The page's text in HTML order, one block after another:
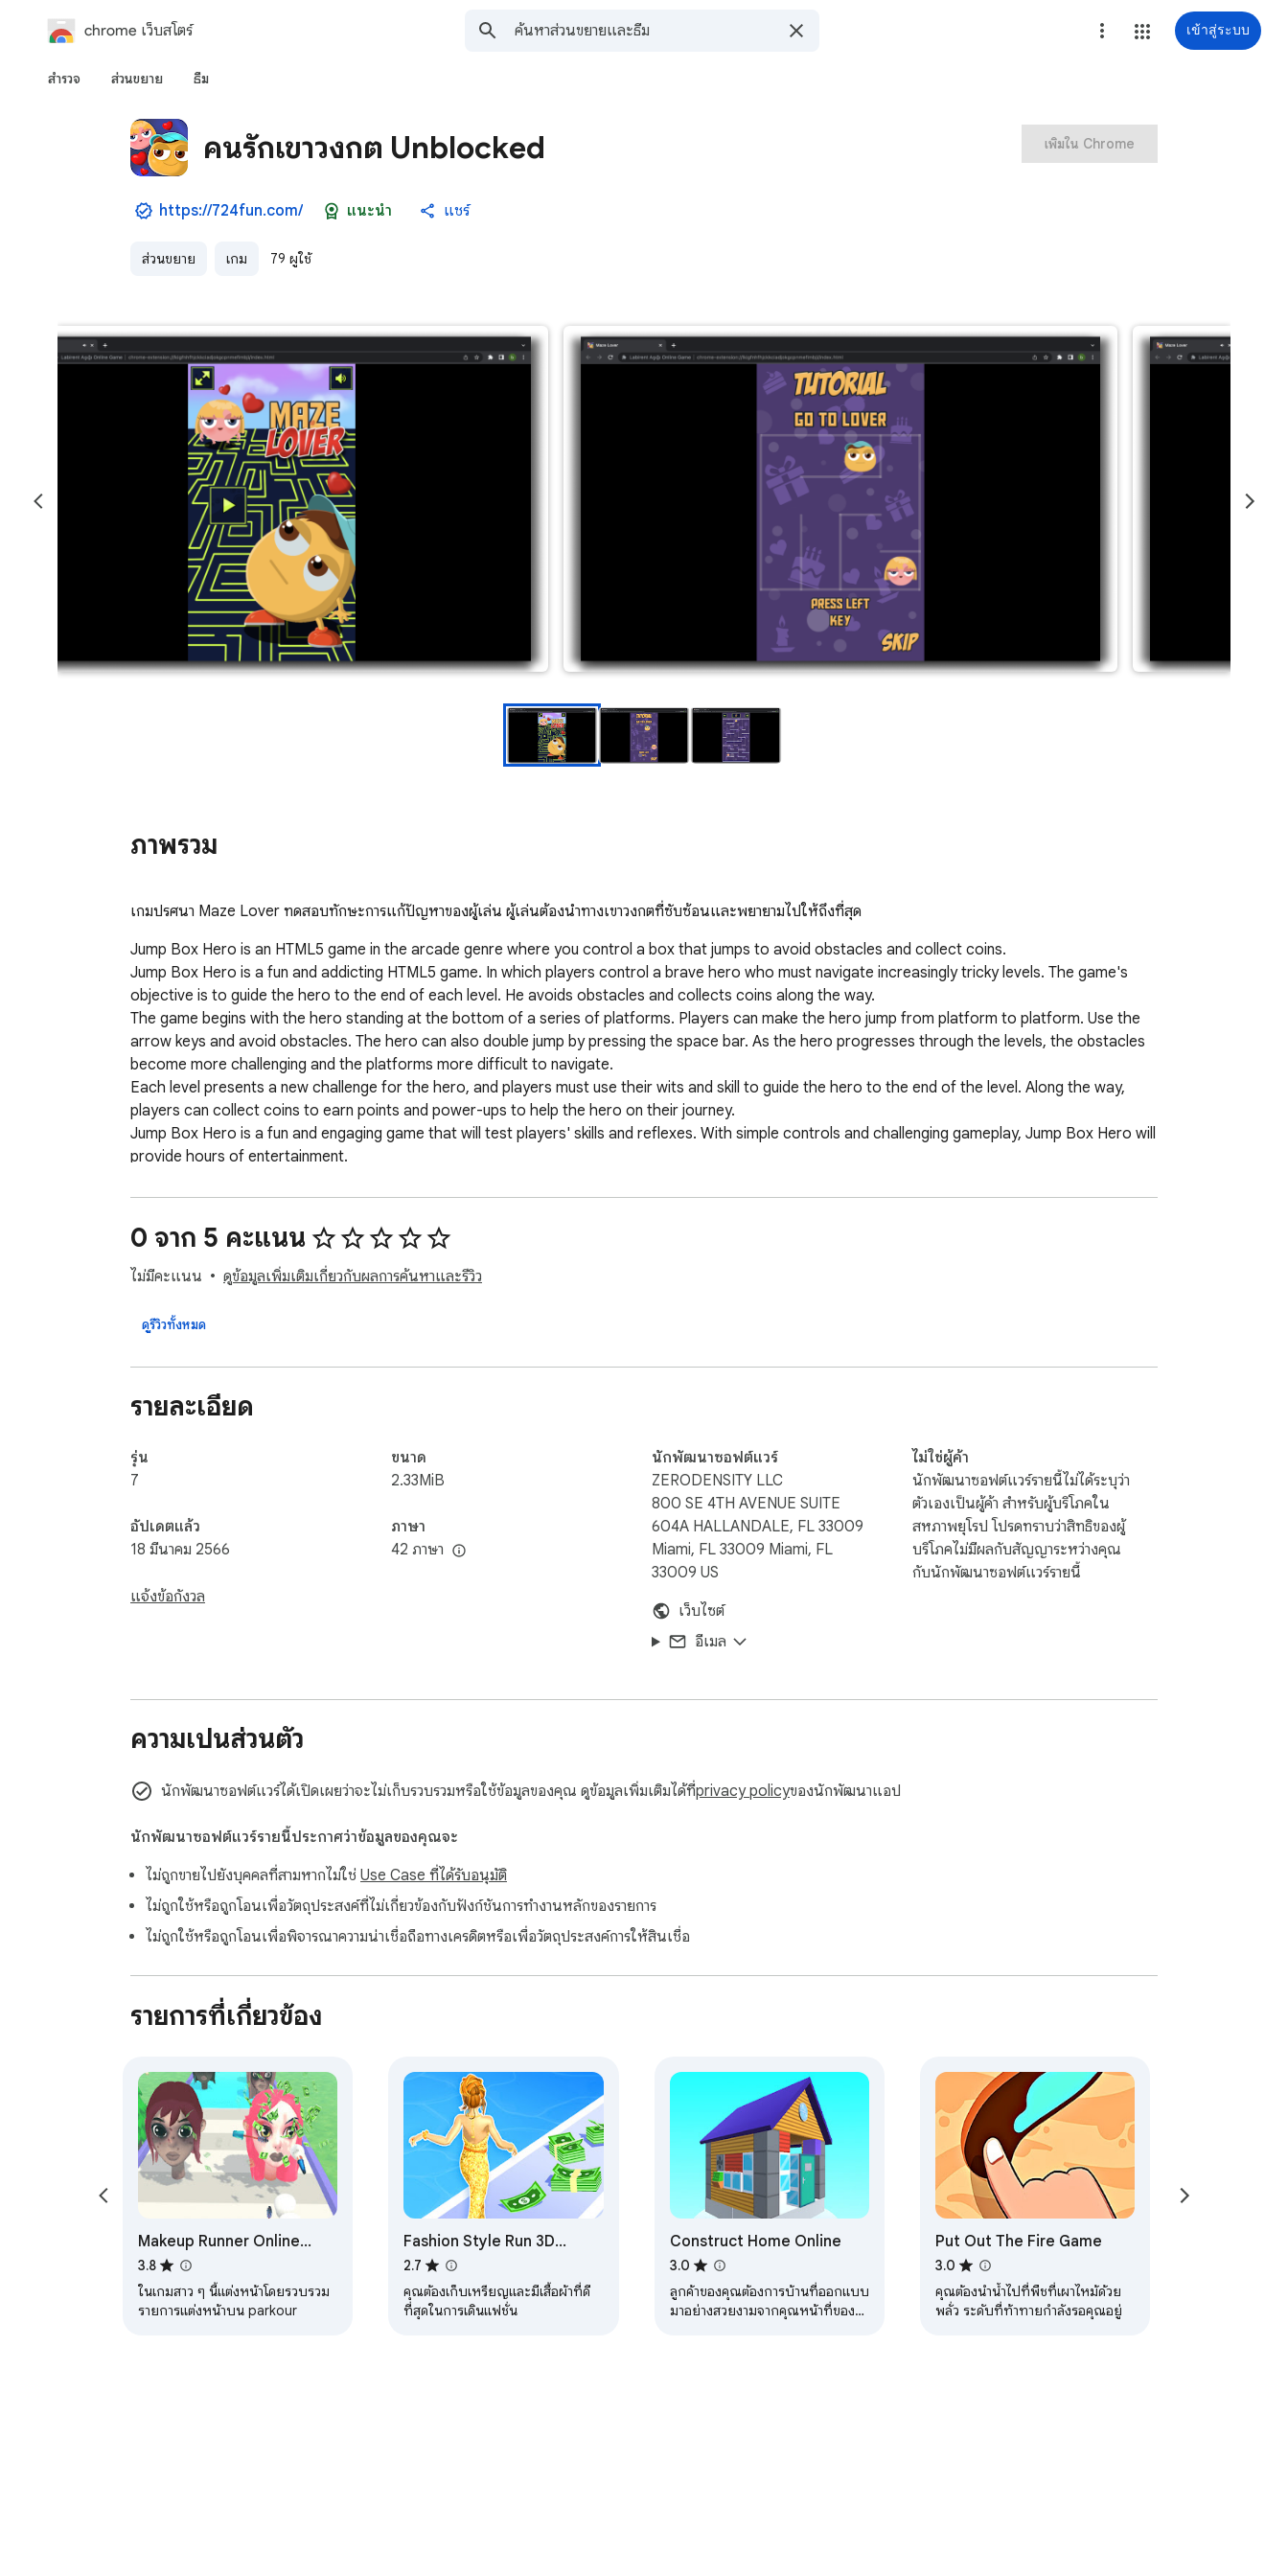
chrome เว็บสโตร์ เข้าสู่ระบบ
สำรวจ ส่วนขยาย ธีม
คนรักเขาวงกต Unblocked
https://724fun.com/ แนะนำ แชร์
ส่วนขยาย เกม 79 ผู้ใช้
เพิ่มใน Chrome
ภาพรวม
เกมปริศนา Maze Lover ทดสอบทักษะการแก้ปัญหาของผู้เล่น ผู้เล่นต้องนำทางเขาวงกตที่ซับซ้อนและพยายามไปให้ถึงที่สุด
Jump Box Hero is an HTML5 game in the arcade genre where you control a box that jumps to avoid obstacles and collect coins.
Jump Box Hero is a fun and addicting HTML5 game. In which players control a brave hero who must navigate increasingly tricky levels. The game's
objective is to guide the hero to the end of each level. He avoids obstacles and collects coins along the way.
The game begins with the hero standing at the bottom of a series of platforms. Players can make the hero jump from platform to platform. Use the
arrow keys and avoid obstacles. The hero can also double jump by pressing the space bar. As the hero progresses through the levels, the obstacles
become more challenging and the platforms more difficult to navigate.
Each level presents a new challenge for the hero, and players must use their wits and skill to guide the hero to the end of the level. Along the way,
players can collect coins to earn points and power-ups to help the hero on their journey.
Jump Box Hero is a fun and engaging game that will test players' skills and reflexes. With simple controls and challenging gameplay, Jump Box Hero will
provide hours of entertainment.
To swipe Install this extension to play the Jump Box Hero Game or offline with no additional downloads and no ads.
You can contact us at support@724fun.com and share your thoughts and problems
you can play again and if you want to remove it, you can remove it from the extensions section.
0 จาก 5 คะแนน
ไม่มีคะแนน ดูข้อมูลเพิ่มเติมเกี่ยวกับผลการค้นหาและรีวิว
ดูรีวิวทั้งหมด
รายละเอียด
รุ่น
7
อัปเดตแล้ว
18 มีนาคม 2566
แจ้งข้อกังวล
ขนาด
2.33MiB
ภาษา
42 ภาษา
นักพัฒนาซอฟต์แวร์
ZERODENSITY LLC
800 SE 4TH AVENUE SUITE
604A HALLANDALE, FL 33009
Miami, FL 33009 Miami, FL
33009 US
เว็บไซต์
อีเมล
ไม่ใช่ผู้ค้า
นักพัฒนาซอฟต์แวร์รายนี้ไม่ได้ระบุว่า
ตัวเองเป็นผู้ค้า สำหรับผู้บริโภคใน
สหภาพยุโรป โปรดทราบว่าสิทธิของผู้
บริโภคไม่มีผลกับสัญญาระหว่างคุณ
กับนักพัฒนาซอฟต์แวร์รายนี้
ความเป็นส่วนตัว
นักพัฒนาซอฟต์แวร์ได้เปิดเผยว่าจะไม่เก็บรวบรวมหรือใช้ข้อมูลของคุณ ดูข้อมูลเพิ่มเติมได้ที่privacy policyของนักพัฒนาแอป
นักพัฒนาซอฟต์แวร์รายนี้ประกาศว่าข้อมูลของคุณจะ
ไม่ถูกขายไปยังบุคคลที่สามหากไม่ใช่ Use Case ที่ได้รับอนุมัติ
ไม่ถูกใช้หรือถูกโอนเพื่อวัตถุประสงค์ที่ไม่เกี่ยวข้องกับฟังก์ชันการทำงานหลักของรายการ
ไม่ถูกใช้หรือถูกโอนเพื่อพิจารณาความน่าเชื่อถือทางเครดิตหรือเพื่อวัตถุประสงค์การให้สินเชื่อ
รายการที่เกี่ยวข้อง
Makeup Runner Online
Game
3.8
ในเกมสาว ๆ นี้แต่งหน้าโดยรวบรวม
รายการแต่งหน้าบน parkour
Fashion Style Run 3D
Unblocked Game
2.7
คุณต้องเก็บเหรียญและมีเสื้อผ้าที่ดี
ที่สุดในการเดินแฟชั่น
Construct Home Online
3.0
ลูกค้าของคุณต้องการบ้านที่ออกแบบ
มาอย่างสวยงามจากคุณหน้าที่ของ
Put Out The Fire Game
3.0
คุณต้องนําน้ําไปที่พืชที่เผาไหม้ด้วย
พลั่ว ระดับที่ท้าทายกําลังรอคุณอยู่